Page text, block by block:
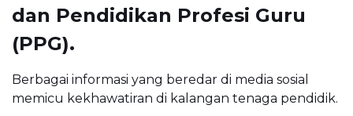
dan Pendidikan Profesi Guru
(PPG).
Berbagai informasi yang beredar di media sosial
memicu kekhawatiran di kalangan tenaga pendidik.